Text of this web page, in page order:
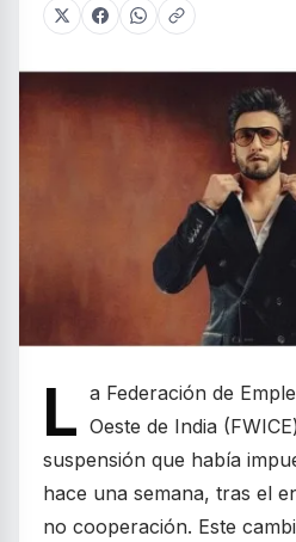
L a Federación de
Oeste de India
suspensión que había
hace una semana, tras el
no cooperación. Este